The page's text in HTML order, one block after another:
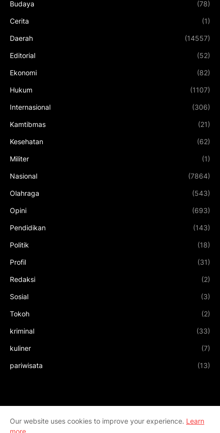
Budaya (78)
Cerita (1)
Daerah (14557)
Editorial (52)
Ekonomi (82)
Hukum (1107)
Internasional (306)
Kamtibmas (21)
Kesehatan (62)
Militer (1)
Nasional (7864)
Olahraga (543)
Opini (693)
Pendidikan (143)
Politik (18)
Profil (31)
Redaksi (2)
Sosial (3)
Tokoh (2)
kriminal (33)
kuliner (7)
pariwisata (13)
Our website uses cookies to improve your experience. Learn
more